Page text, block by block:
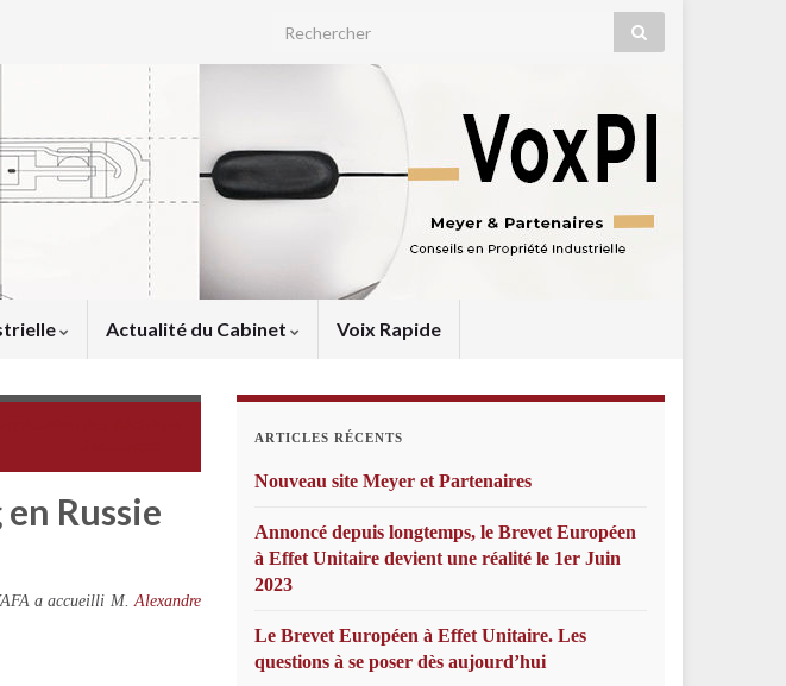
Search for:
Actualité du Cabinet Voix Rapide
Russie
a accueilli M.Alexandre
ARTICLES RÉCENTS
Nouveau site Meyer et Partenaires
Annoncé depuis longtemps, le Brevet Européen
à Effet Unitaire devient une réalité le 1er Juin
2023
Le Brevet Européen à Effet Unitaire. Les
questions à se poser dès aujourd’hui